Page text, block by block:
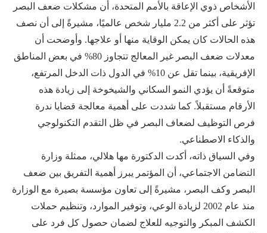
الأشخاص ذوي الإعاقة بالأمم المتحدة، أن مشكلات ضعف البصر
تؤثر على أكثر من 2.2 مليار شخص عالميًا، مشيرةً إلى أن نصف
هذه الحالات كان يمكن الوقاية منها أو علاجها. وأوضحت أن
معدلات ضعف البصر غير المعالج تتجاوز 80% في بعض المناطق
الإفريقية، بينما تقل عن 10% في الدول ذات الدخل المرتفع،
متوقعةً أن يؤدي النمو السكاني والشيخوخة إلى زيادة هذه
الأرقام مستقبلاً. كما شددت على أهمية معالجة قضايا ندرة
فرص التوظيف لضعاف البصر في ظل التقدم التكنولوجي
والذكاء الاصطناعي.
وفي السياق ذاته، أكدت الدكتورة مها هلالي، ممثلة وزارة
التضامن الاجتماعي، أن المؤتمر يبرز أهمية التفريق بين ضعف
البصر وكف البصر، مشيرةً إلى تعاون مؤسسة بصيرة مع الوزارة
منذ عام 2002 لزيادة الوعي، وتوفير الموارد، وتنظيم حملات
الكشف المبكر والتوجيه للعلاج لضمان حصول كل فرد على